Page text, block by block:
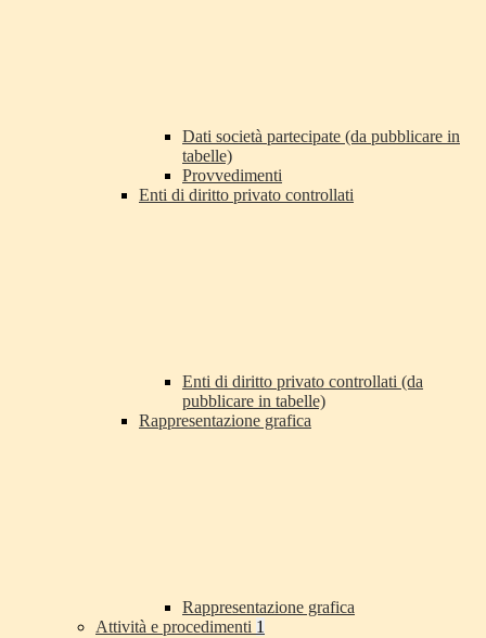
Dati società partecipate (da pubblicare in
tabelle)
Provvedimenti
Enti di diritto privato controllati
Enti di diritto privato controllati (da
pubblicare in tabelle)
Rappresentazione grafica
Rappresentazione grafica
Attività e procedimenti 1